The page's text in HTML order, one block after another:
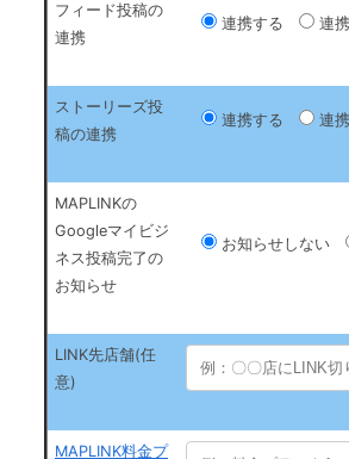
フィード投稿の
連携
連携する 連
ストーリーズ投
稿の連携
連携する 連
MAPLINKの
Googleマイビジ
ネス投稿完了の
お知らせ
お知らせしない
LINK先店舗(任
意)
MAPLINK料金プ